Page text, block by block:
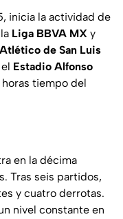
inicia la actividad de
Liga BBVA MX y
Atlético de San Luis
Estadio Alfonso
tiempo del
en la décima
Tras seis partidos,
y cuatro derrotas.
nivel constante en